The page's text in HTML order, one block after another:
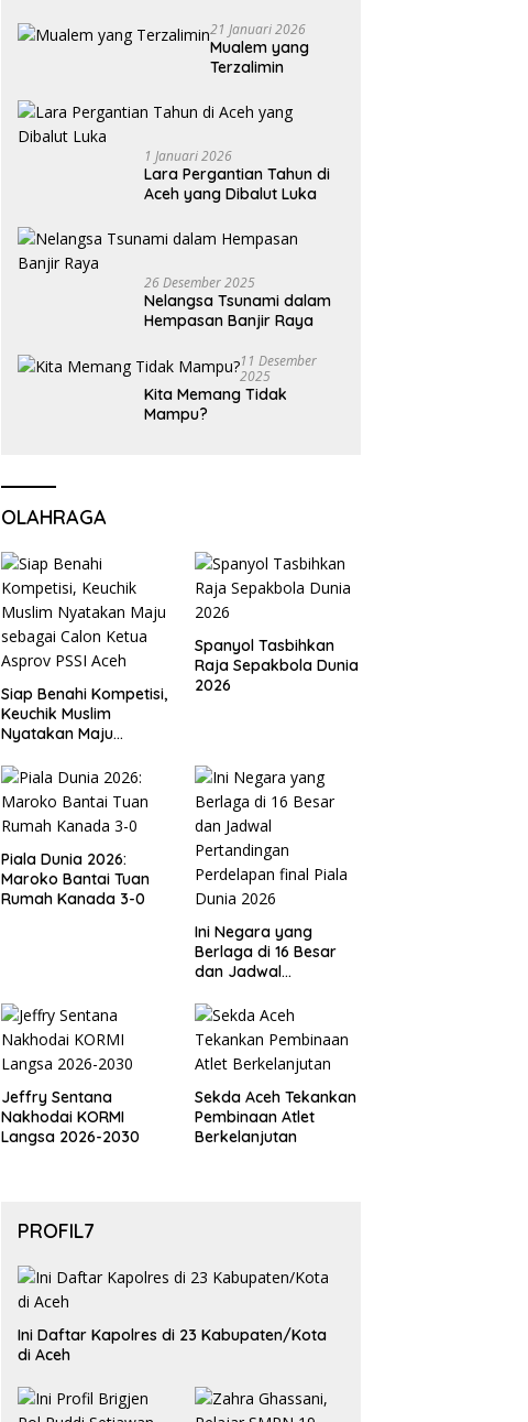
21 Januari 2026
Mualem yang
Terzalimin
1 Januari 2026
Lara Pergantian Tahun di
Aceh yang Dibalut Luka
26 Desember 2025
Nelangsa Tsunami dalam
Hempasan Banjir Raya
11 Desember
2025
Kita Memang Tidak
Mampu?
OLAHRAGA
Siap Benahi Kompetisi,
Keuchik Muslim
Nyatakan Maju
Asprov PSSI Aceh
Spanyol Tasbihkan
Raja Sepakbola Dunia
2026
Piala Dunia 2026:
Maroko Bantai Tuan
Rumah Kanada 3-0
Ini Negara yang
Berlaga di 16 Besar
dan Jadwal
Perdelapan final Piala
Dunia 2026
Jeffry Sentana
Nakhodai KORMI
Langsa 2026-2030
Sekda Aceh Tekankan
Pembinaan Atlet
Berkelanjutan
PROFIL7
Ini Daftar Kapolres di 23 Kabupaten/Kota
di Aceh